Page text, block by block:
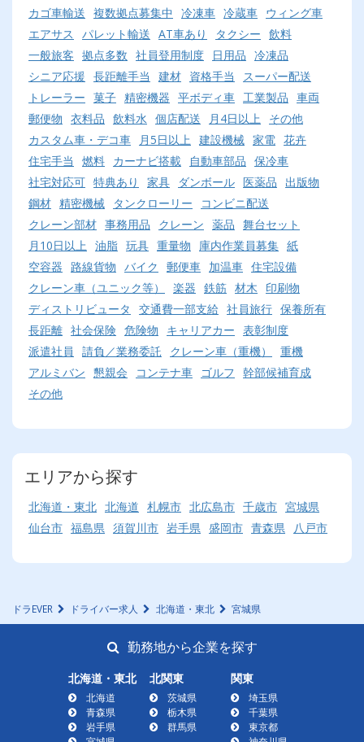
カゴ車輸送 複数拠点募集中 冷凍車 冷蔵車 ウィング車
エアサス
パレット輸送 AT車あり タクシー 飲料
一般旅客 拠点多数 社員登用制度 日用品 冷凍品
シニア応援 長距離手当 建材 資格手当
スーパー配送
トレーラー 菓子 精密機器 平ボディ車 工業製品 車両
郵便物 衣料品 飲料水 個店配送 月4日以上
その他
カスタム車・デコ車
月5日以上 建設機械 家電 花卉
住宅手当
燃料 カーナビ搭載 自動車部品 保冷車
社宅対応可 特典あり 家具 ダンボール 医薬品
出版物
鋼材 精密機械 タンクローリー
コンビニ配送
クレーン部材 事務用品 クレーン 薬品 舞台セット
月10日以上
油脂 玩具 重量物 庫内作業員募集 紙
空容器
路線貨物 バイク 郵便車 加温車 住宅設備
クレーン車（ユニック等）
楽器 鉄筋 材木
印刷物
ディストリビュータ
交通費一部支給 社員旅行 保養所有
長距離 社会保険 危険物 キャリアカー 表彰制度
派遣社員
請負／業務委託 クレーン車（重機）
重機
アルミバン 懇親会 コンテナ車 ゴルフ 幹部候補育成
その他
エリアから探す
北海道・東北 北海道 札幌市 北広島市 千歳市 宮城県
仙台市 福島県 須賀川市 岩手県 盛岡市 青森県 八戸市
ドラEVER ドライバー求人 北海道・東北 宮城県
勤務地から企業を探す
北海道・東北
北海道
青森県
岩手県
北関東
茨城県
栃木県
群馬県
関東
埼玉県
千葉県
東京都